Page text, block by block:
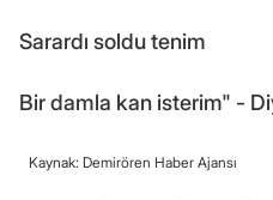
Sarardı soldu tenim
Bir damla kan isterim" -
Kaynak: Demirören Haber Ajansı